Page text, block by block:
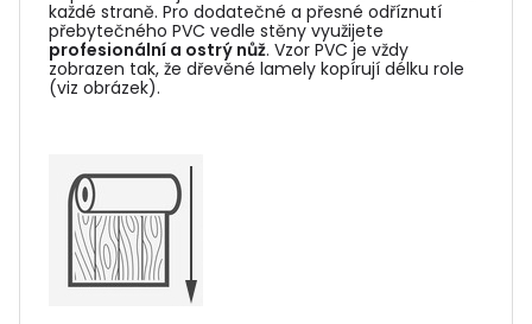
každé straně. Pro dodatečné a přesné odříznutí
přebytečného PVC vedle stěny využijete
profesionální a ostrý nůž. Vzor PVC je vždy
zobrazen tak, že dřevěné lamely kopírují délku role
(viz obrázek).